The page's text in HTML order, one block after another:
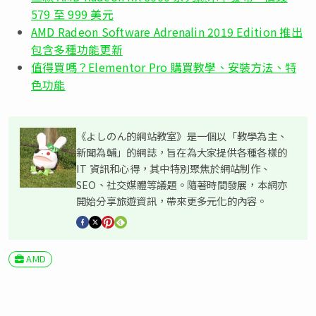
579 至 999 美元
AMD Radeon Software Adrenalin 2019 Edition 推出
包含多種功能更新
值得買嗎？Elementor Pro 購買教學、安裝方法、特
色功能
《よしのん的網站教室》是一個以「教學為主、
新聞為輔」的網誌，旨在為大家提供各種各樣的
IT 資訊和心得，其中特別聚焦於網站制作、
SEO、社交媒體等議題。隨著時間發展，本網亦
開始分享旅遊資訊，帶來更多元化的內容。
AMD